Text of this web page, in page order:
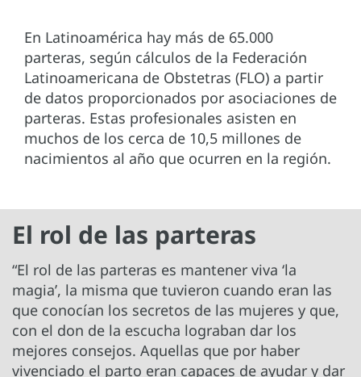
En Latinoamérica hay más de 65.000
parteras, según cálculos de la Federación
Latinoamericana de Obstetras (FLO) a partir
de datos proporcionados por asociaciones de
parteras. Estas profesionales asisten en
muchos de los cerca de 10,5 millones de
nacimientos al año que ocurren en la región.
El rol de las parteras
“El rol de las parteras es mantener viva ‘la
magia’, la misma que tuvieron cuando eran las
que conocían los secretos de las mujeres y que,
con el don de la escucha lograban dar los
mejores consejos. Aquellas que por haber
vivenciado el parto eran capaces de ayudar y dar